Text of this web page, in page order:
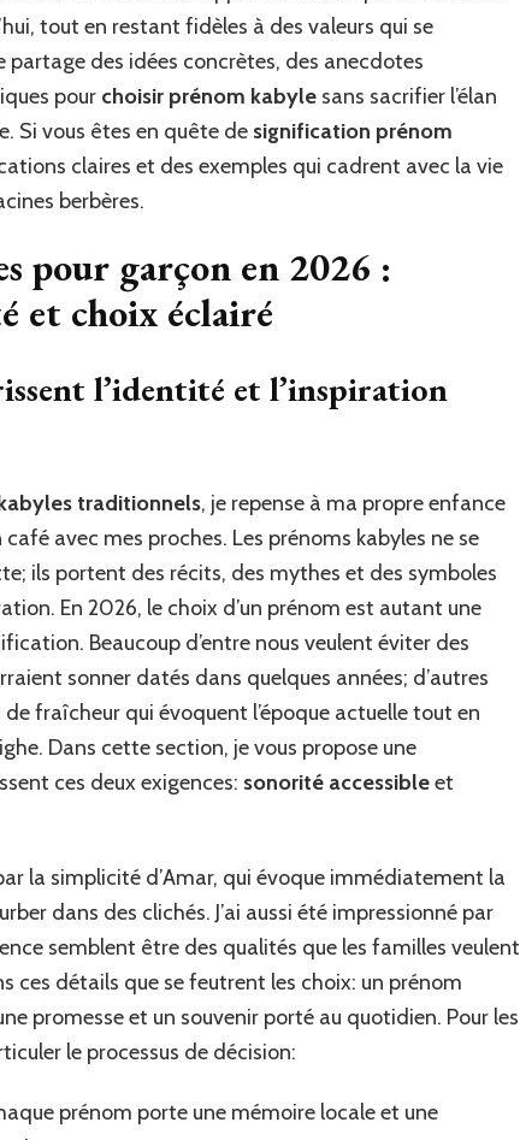
tout en restant fidèles à des valeurs qui se
des idées concrètes, des anecdotes
pour choisir prénom kabyle sans sacrifier l’élan
Si vous êtes en quête de signification prénom
claires et des exemples qui cadrent avec la vie
berbères.
pour garçon en 2026 :
et choix éclairé
l’identité et l’inspiration
traditionnels, je repense à ma propre enfance
avec mes proches. Les prénoms kabyles ne se
ils portent des récits, des mythes et des symboles
En 2026, le choix d’un prénom est autant une
Beaucoup d’entre nous veulent éviter des
sonner datés dans quelques années; d’autres
fraîcheur qui évoquent l’époque actuelle tout en
Dans cette section, je vous propose une
ces deux exigences: sonorité accessibleet
la simplicité d’Amar, qui évoque immédiatement la
dans des clichés. J’ai aussi été impressionné par
semblent être des qualités que les familles veulent
ces détails que se feutrent les choix: un prénom
promesse et un souvenir porté au quotidien. Pour les
le processus de décision:
prénom porte une mémoire locale et une